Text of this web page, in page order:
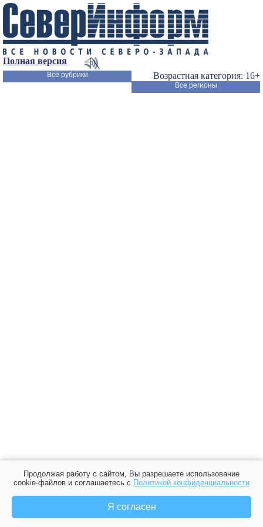
Полная версия
Возрастная категория: 16+
Все рубрики
Все регионы
Продолжая работу с сайтом, Вы разрешаете использование
cookie-файлов и соглашаетесь с Политикой конфиденциальности
Я согласен